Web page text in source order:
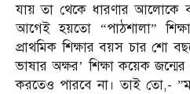
যায় তা থেকে ধারণার আলোকে
আগেই হয়তো “পাঠশালা”
প্রাথমিক শিক্ষার বয়স চার শো
ভাষার অক্ষর’ শিক্ষা কয়েক
করতেও পারবে না। তাই তো,-